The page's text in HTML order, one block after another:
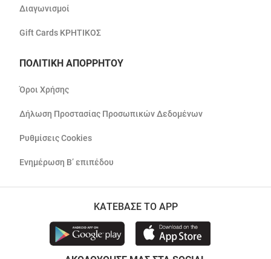
Διαγωνισμοί
Gift Cards ΚΡΗΤΙΚΟΣ
ΠΟΛΙΤΙΚΗ ΑΠΟΡΡΗΤΟΥ
Όροι Χρήσης
Δήλωση Προστασίας Προσωπικών Δεδομένων
Ρυθμίσεις Cookies
Ενημέρωση Β’ επιπέδου
ΚΑΤΕΒΑΣΕ ΤΟ APP